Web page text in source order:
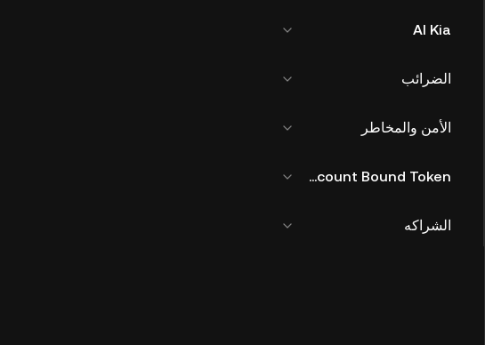
AI Kia
الضرائب
الأمن والمخاطر
KuCoin Account Bound Token
الشراكه